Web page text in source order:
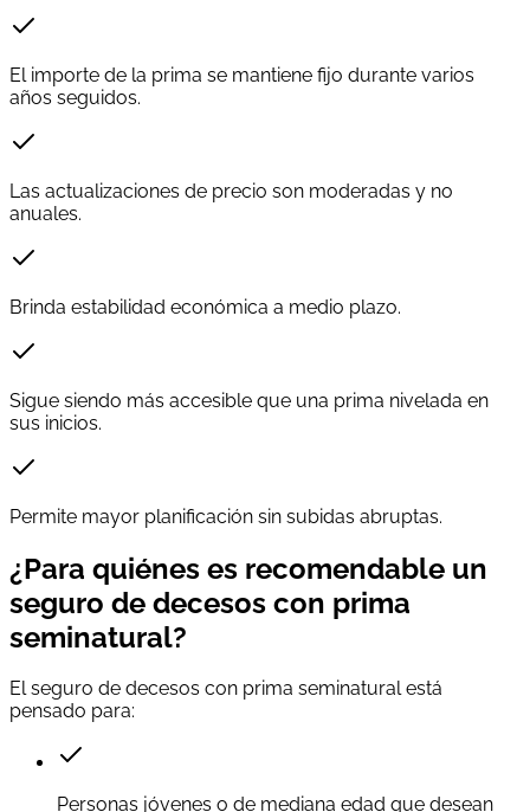
El importe de la prima se mantiene fijo durante varios
años seguidos.
Las actualizaciones de precio son moderadas y no
anuales.
Brinda estabilidad económica a medio plazo.
Sigue siendo más accesible que una prima nivelada en
sus inicios.
Permite mayor planificación sin subidas abruptas.
¿Para quiénes es recomendable un
seguro de decesos con prima
seminatural?
El seguro de decesos con prima seminatural está
pensado para:
Personas jóvenes o de mediana edad que desean